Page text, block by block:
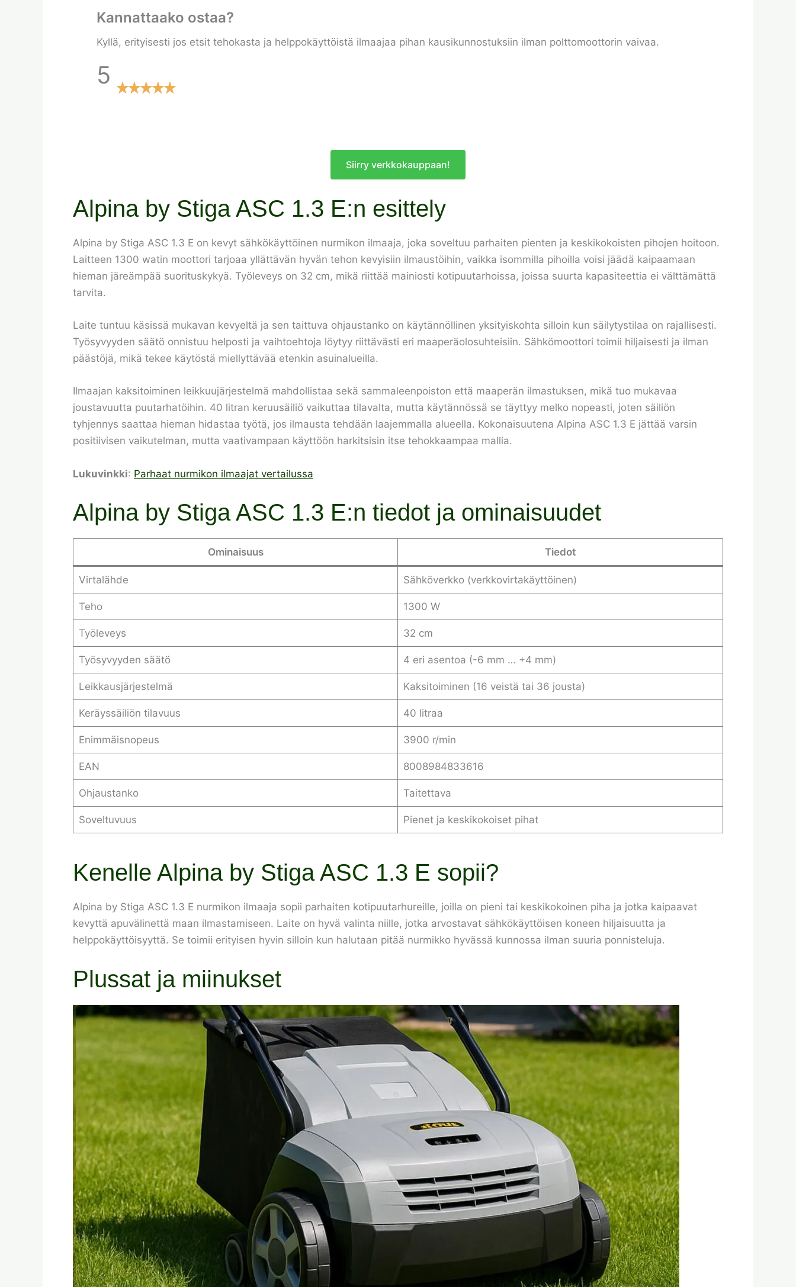
Kannattaako ostaa?
Kyllä, erityisesti jos etsit tehokasta ja helppokäyttöistä ilmaajaa pihan kausikunnostuksiin ilman polttomoottorin vaivaa.
5
Siirry verkkokauppaan!
Alpina by Stiga ASC 1.3 E:n esittely
Alpina by Stiga ASC 1.3 E on kevyt sähkökäyttöinen nurmikon ilmaaja, joka soveltuu parhaiten pienten ja keskikokoisten pihojen hoitoon.
Laitteen 1300 watin moottori tarjoaa yllättävän hyvän tehon kevyisiin ilmaustöihin, vaikka isommilla pihoilla voisi jäädä kaipaamaan
hieman järeämpää suorituskykyä. Työleveys on 32 cm, mikä riittää mainiosti kotipuutarhoissa, joissa suurta kapasiteettia ei välttämättä
tarvita.
Laite tuntuu käsissä mukavan kevyeltä ja sen taittuva ohjaustanko on käytännöllinen yksityiskohta silloin kun säilytystilaa on rajallisesti.
Työsyvyyden säätö onnistuu helposti ja vaihtoehtoja löytyy riittävästi eri maaperäolosuhteisiin. Sähkömoottori toimii hiljaisesti ja ilman
päästöjä, mikä tekee käytöstä miellyttävää etenkin asuinalueilla.
Ilmaajan kaksitoiminen leikkuujärjestelmä mahdollistaa sekä sammaleenpoiston että maaperän ilmastuksen, mikä tuo mukavaa
joustavuutta puutarhatöihin. 40 litran keruusäiliö vaikuttaa tilavalta, mutta käytännössä se täyttyy melko nopeasti, joten säiliön
tyhjennys saattaa hieman hidastaa työtä, jos ilmausta tehdään laajemmalla alueella. Kokonaisuutena Alpina ASC 1.3 E jättää varsin
positiivisen vaikutelman, mutta vaativampaan käyttöön harkitsisin itse tehokkaampaa mallia.
Lukuvinkki: Parhaat nurmikon ilmaajat vertailussa
Alpina by Stiga ASC 1.3 E:n tiedot ja ominaisuudet
Ominaisuus Tiedot
Virtalähde Sähköverkko (verkkovirtakäyttöinen)
Teho 1300 W
Työleveys 32 cm
Työsyvyyden säätö 4 eri asentoa (-6 mm … +4 mm)
Leikkausjärjestelmä Kaksitoiminen (16 veistä tai 36 jousta)
Keräyssäiliön tilavuus 40 litraa
Enimmäisnopeus 3900 r/min
EAN 8008984833616
Ohjaustanko Taitettava
Soveltuvuus Pienet ja keskikokoiset pihat
Kenelle Alpina by Stiga ASC 1.3 E sopii?
Alpina by Stiga ASC 1.3 E nurmikon ilmaaja sopii parhaiten kotipuutarhureille, joilla on pieni tai keskikokoinen piha ja jotka kaipaavat
kevyttä apuvälinettä maan ilmastamiseen. Laite on hyvä valinta niille, jotka arvostavat sähkökäyttöisen koneen hiljaisuutta ja
helppokäyttöisyyttä. Se toimii erityisen hyvin silloin kun halutaan pitää nurmikko hyvässä kunnossa ilman suuria ponnisteluja.
Plussat ja miinukset